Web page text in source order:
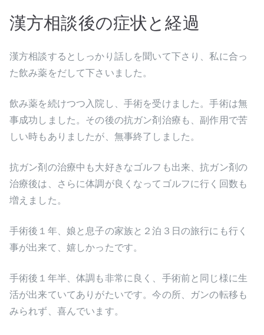
漢方相談後の症状と経過
漢方相談するとしっかり話しを聞いて下さり、私に合っ
た飲み薬をだして下さいました。
飲み薬を続けつつ入院し、手術を受けました。手術は無
事成功しました。その後の抗ガン剤治療も、副作用で苦
しい時もありましたが、無事終了しました。
抗ガン剤の治療中も大好きなゴルフも出来、抗ガン剤の
治療後は、さらに体調が良くなってゴルフに行く回数も
増えました。
手術後１年、娘と息子の家族と２泊３日の旅行にも行く
事が出来て、嬉しかったです。
手術後１年半、体調も非常に良く、手術前と同じ様に生
活が出来ていてありがたいです。今の所、ガンの転移も
みられず、喜んでいます。